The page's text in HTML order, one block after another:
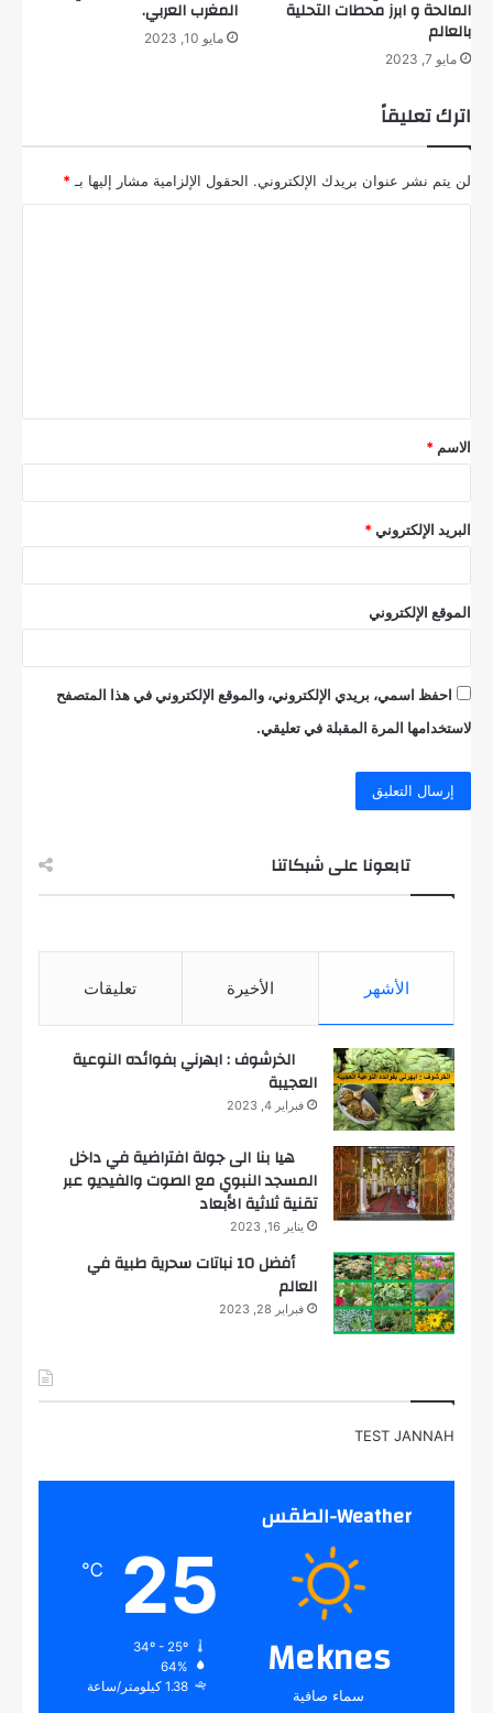
المالحة و ابرز محطات التحلية
بالعالم
مايو 7, 2023
المغرب العربي.
مايو 10, 2023
اترك تعليقاً
لن يتم نشر عنوان بريدك الإلكتروني. الحقول الإلزامية مشار إليها بـ *
ق
*
الاسم *
البريد الإلكتروني *
الموقع الإلكتروني
احفظ اسمي، بريدي الإلكتروني، والموقع الإلكتروني في هذا المتصفح
لاستخدامها المرة المقبلة في تعليقي.
تابعونا على شبكاتنا
الأشهر الأخيرة تعليقات
الخرشوف : ابهرني بفوائده النوعية
العجيبة
فبراير 4, 2023
هيا بنا الى جولة افتراضية في داخل
المسجد النبوي مع الصوت والفيديو عبر
تقنية ثلاثية الأبعاد
يناير 16, 2023
أفضل 10 نباتات سحرية طبية في
العالم
فبراير 28, 2023
TEST JANNAH
Weather-الطقس
Meknes
سماء صافية
25
℃
64%
1.38 كيلومتر/ساعة